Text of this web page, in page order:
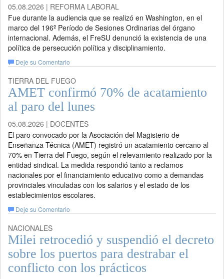
05.08.2026 | REFORMA LABORAL
Fue durante la audiencia que se realizó en Washington, en el
marco del 196º Período de Sesiones Ordinarias del órgano
internacional. Además, el FreSU denunció la existencia de una
política de persecución política y disciplinamiento.
Deje su Comentario
TIERRA DEL FUEGO
AMET confirmó 70% de acatamiento
al paro del lunes
05.08.2026 | DOCENTES
El paro convocado por la Asociación del Magisterio de
Enseñanza Técnica (AMET) registró un acatamiento cercano al
70% en Tierra del Fuego, según el relevamiento realizado por la
entidad sindical. La medida respondió tanto a reclamos
nacionales por el financiamiento educativo como a demandas
provinciales vinculadas con los salarios y el estado de los
establecimientos escolares.
Deje su Comentario
NACIONALES
Milei retrocedió y suspendió el decreto
sobre los puertos para destrabar el
conflicto con los prácticos